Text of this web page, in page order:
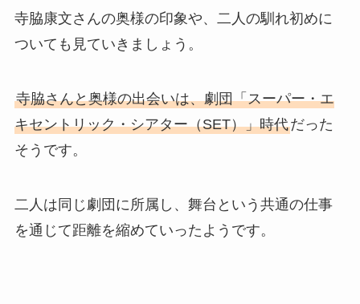
寺脇康文さんの奥様の印象や、二人の馴れ初めに
ついても見ていきましょう。
寺脇さんと奥様の出会いは、劇団「スーパー・エ
キセントリック・シアター（SET）」時代だった
そうです。
二人は同じ劇団に所属し、舞台という共通の仕事
を通じて距離を縮めていったようです。